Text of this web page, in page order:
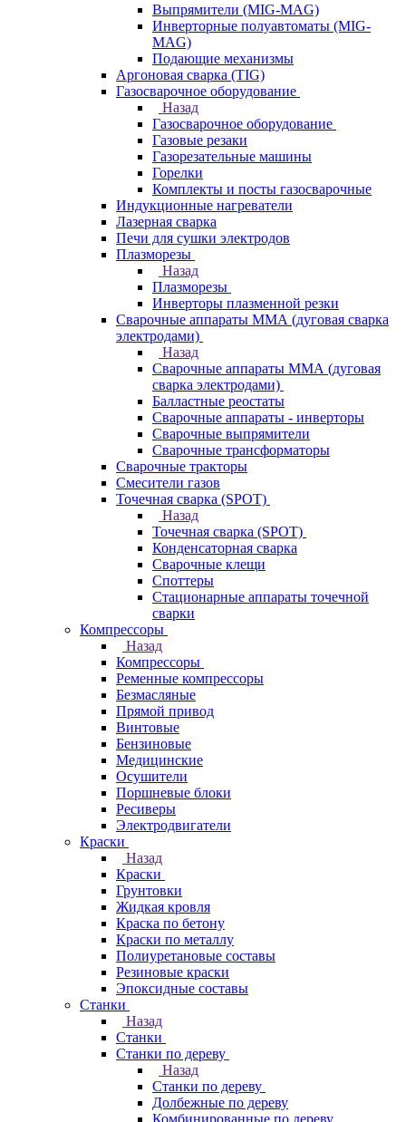
Выпрямители (MIG-MAG)
Инверторные полуавтоматы (MIG-
MAG)
Подающие механизмы
Аргоновая сварка (TIG)
Газосварочное оборудование
Назад
Газосварочное оборудование
Газовые резаки
Газорезательные машины
Горелки
Комплекты и посты газосварочные
Индукционные нагреватели
Лазерная сварка
Печи для сушки электродов
Плазморезы
Назад
Плазморезы
Инверторы плазменной резки
Сварочные аппараты ММА (дуговая сварка
электродами)
Назад
Сварочные аппараты ММА (дуговая
сварка электродами)
Балластные реостаты
Сварочные аппараты - инверторы
Сварочные выпрямители
Сварочные трансформаторы
Сварочные тракторы
Смесители газов
Точечная сварка (SPOT)
Назад
Точечная сварка (SPOT)
Конденсаторная сварка
Сварочные клещи
Споттеры
Стационарные аппараты точечной
сварки
Компрессоры
Назад
Компрессоры
Ременные компрессоры
Безмасляные
Прямой привод
Винтовые
Бензиновые
Медицинские
Осушители
Поршневые блоки
Ресиверы
Электродвигатели
Краски
Назад
Краски
Грунтовки
Жидкая кровля
Краска по бетону
Краски по металлу
Полиуретановые составы
Резиновые краски
Эпоксидные составы
Станки
Назад
Станки
Станки по дереву
Назад
Станки по дереву
Долбежные по дереву
Комбинированные по дереву